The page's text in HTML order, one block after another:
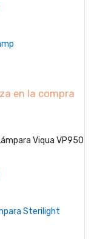
en la compra
Sterilight